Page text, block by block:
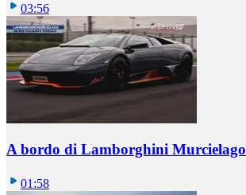
03:56
A bordo di Lamborghini Murcielago
01:58